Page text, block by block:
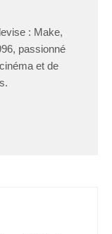
: Make,
passionné
et de